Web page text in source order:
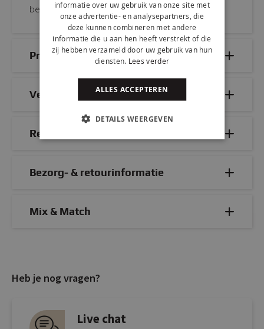
bewonderen in onze showroom!
Productdetails
Veelgestelde vragen
Reviews
Bezorg- & retourinformatie
Mix & Match
Heb je nog vragen?
Live chat
informatie over uw gebruik van onze site met
onze advertentie- en analysepartners, die
deze kunnen combineren met andere
informatie die u aan hen heeft verstrekt of die
zij hebben verzameld door uw gebruik van hun
diensten. Lees verder
ALLES ACCEPTEREN
DETAILS WEERGEVEN